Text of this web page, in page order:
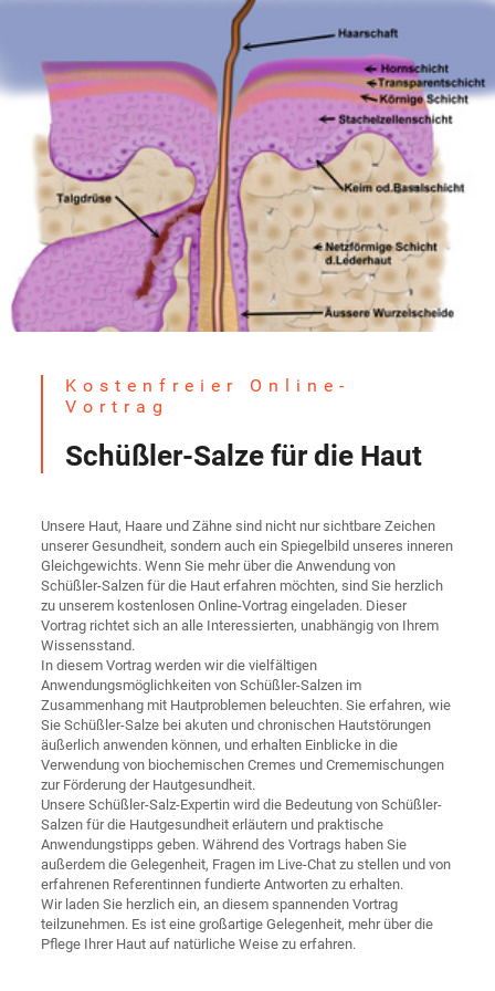
Kostenfreier Online-
Vortrag
Schüßler-Salze für die Haut
Unsere Haut, Haare und Zähne sind nicht nur sichtbare Zeichen
unserer Gesundheit, sondern auch ein Spiegelbild unseres inneren
Gleichgewichts. Wenn Sie mehr über die Anwendung von
Schüßler-Salzen für die Haut erfahren möchten, sind Sie herzlich
zu unserem kostenlosen Online-Vortrag eingeladen. Dieser
Vortrag richtet sich an alle Interessierten, unabhängig von Ihrem
Wissensstand.
In diesem Vortrag werden wir die vielfältigen
Anwendungsmöglichkeiten von Schüßler-Salzen im
Zusammenhang mit Hautproblemen beleuchten. Sie erfahren, wie
Sie Schüßler-Salze bei akuten und chronischen Hautstörungen
äußerlich anwenden können, und erhalten Einblicke in die
Verwendung von biochemischen Cremes und Crememischungen
zur Förderung der Hautgesundheit.
Unsere Schüßler-Salz-Expertin wird die Bedeutung von Schüßler-
Salzen für die Hautgesundheit erläutern und praktische
Anwendungstipps geben. Während des Vortrags haben Sie
außerdem die Gelegenheit, Fragen im Live-Chat zu stellen und von
erfahrenen Referentinnen fundierte Antworten zu erhalten.
Wir laden Sie herzlich ein, an diesem spannenden Vortrag
teilzunehmen. Es ist eine großartige Gelegenheit, mehr über die
Pflege Ihrer Haut auf natürliche Weise zu erfahren.